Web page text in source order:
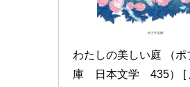
わたしの美しい庭 （ポ
庫　日本文学　435） [